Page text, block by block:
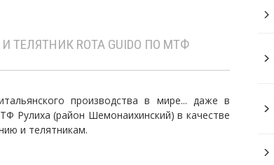
ROTA GUIDO ПО МТФ
производства в мире... даже в
Рулиха (район Шемонаихинский) в качестве
и телятникам.